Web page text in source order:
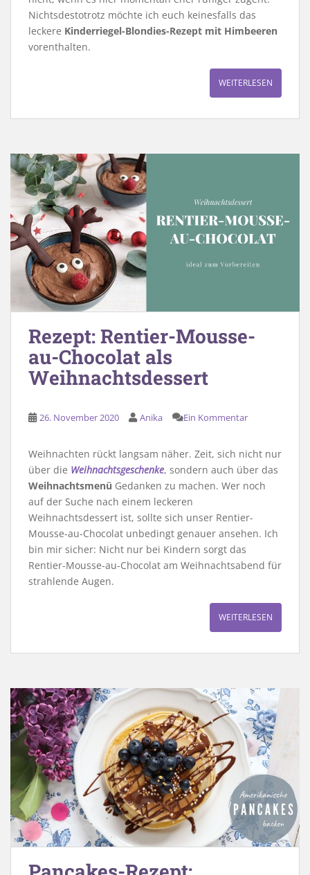
Nichtsdestotrotz möchte ich euch keinesfalls das
leckere Kinderriegel-Blondies-Rezept mit Himbeeren
vorenthalten.
WEITERLESEN
Rezept: Rentier-Mousse-
au-Chocolat als
Weihnachtsdessert
26. November 2020 Anika Ein Kommentar
Weihnachten rückt langsam näher. Zeit, sich nicht nur
über die Weihnachtsgeschenke, sondern auch über das
Weihnachtsmenü Gedanken zu machen. Wer noch
auf der Suche nach einem leckeren
Weihnachtsdessert ist, sollte sich unser Rentier-
Mousse-au-Chocolat unbedingt genauer ansehen. Ich
bin mir sicher: Nicht nur bei Kindern sorgt das
Rentier-Mousse-au-Chocolat am Weihnachtsabend für
strahlende Augen.
WEITERLESEN